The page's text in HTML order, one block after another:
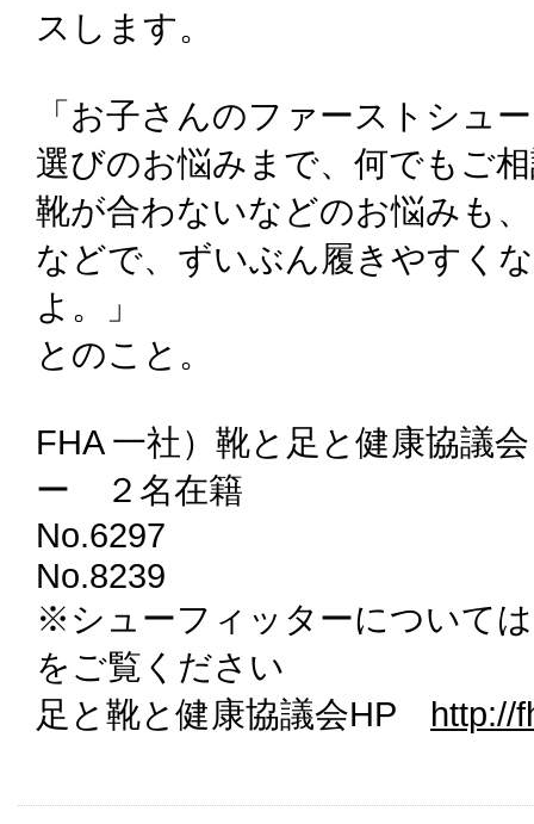
スします。
「お子さんのファーストシュ
選びのお悩みまで、何でもご
靴が合わないなどのお悩みも
などで、ずいぶん履きやすく
よ。」
とのこと。
FHA 一社）靴と足と健康協議
ー ２名在籍
No.6297
No.8239
※シューフィッターについて
をご覧ください
足と靴と健康協議会HP http://